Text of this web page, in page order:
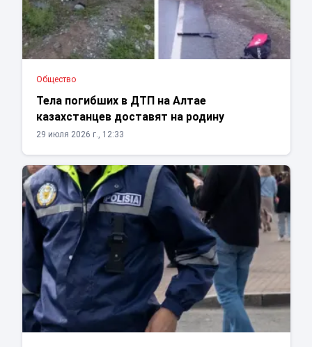
Общество
Тела погибших в ДТП на Алтае
казахстанцев доставят на родину
29 июля 2026 г., 12:33